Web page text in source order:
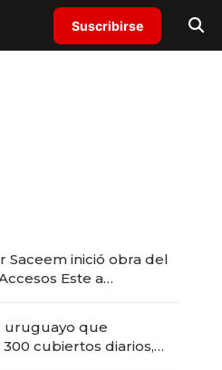
Suscribirse
Saceem inició obra del
Este a
uruguayo que
cubiertos diarios,